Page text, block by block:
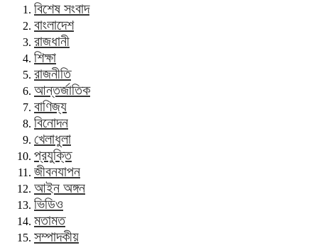
বিশেষ সংবাদ
বাংলাদেশ
রাজধানী
শিক্ষা
রাজনীতি
আন্তর্জাতিক
বাণিজ্য
বিনোদন
খেলাধুলা
প্রযুক্তি
জীবনযাপন
আইন অঙ্গন
ভিডিও
মতামত
সম্পাদকীয়